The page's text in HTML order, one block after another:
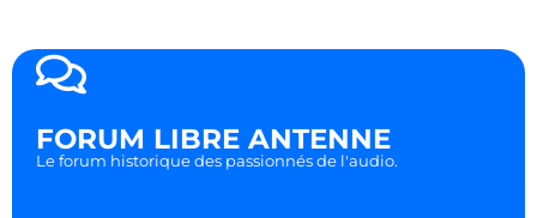
FORUM LIBRE ANTENNE
Le forum historique des passionnés de l'audio.